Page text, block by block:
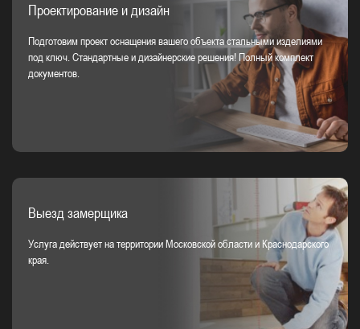
Проектирование и дизайн
Подготовим проект оснащения вашего объекта стальными изделиями
под ключ. Стандартные и дизайнерские решения! Полный комплект
документов.
Выезд замерщика
Услуга действует на территории Московской области и Краснодарского
края.